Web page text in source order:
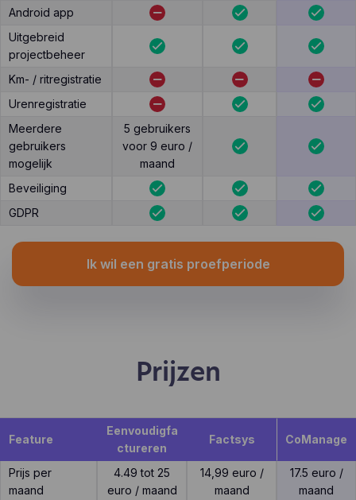
Android app
Uitgebreid
projectbeheer
Km- / ritregistratie
Urenregistratie
Meerdere
gebruikers
mogelijk
5 gebruikers
voor 9 euro /
maand
Beveiliging
GDPR
Ik wil een gratis proefperiode
Prijzen
Feature
Eenvoudigfa
ctureren
Factsys CoManage
Prijs per
maand
4.49 tot 25
euro / maand
14,99 euro /
maand
17.5 euro /
maand